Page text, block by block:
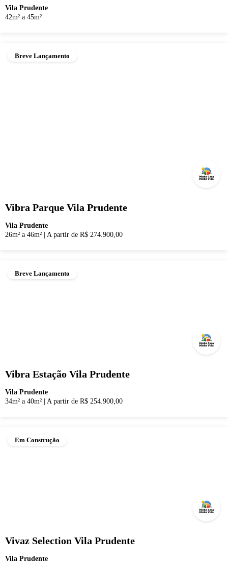
Vila Prudente
42m² a 45m²
Breve Lançamento
Vibra Parque Vila Prudente
Vila Prudente
26m² a 46m²
A partir de R$ 274.900,00
Breve Lançamento
Vibra Estação Vila Prudente
Vila Prudente
34m² a 40m²
A partir de R$ 254.900,00
Em Construção
Vivaz Selection Vila Prudente
Vila Prudente